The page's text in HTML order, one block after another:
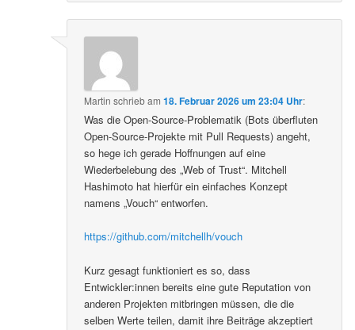
Martin schriebam18. Februar 2026 um 23:04 Uhr:
Was die Open-Source-Problematik (Bots überfluten
Open-Source-Projekte mit Pull Requests) angeht,
so hege ich gerade Hoffnungen auf eine
Wiederbelebung des „Web of Trust“. Mitchell
Hashimoto hat hierfür ein einfaches Konzept
namens „Vouch“ entworfen.
https://github.com/mitchellh/vouch
Kurz gesagt funktioniert es so, dass
Entwickler:innen bereits eine gute Reputation von
anderen Projekten mitbringen müssen, die die
selben Werte teilen, damit ihre Beiträge akzeptiert